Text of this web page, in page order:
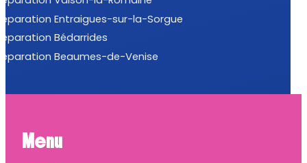
Entraigues-sur-la-Sorgue
Bédarrides
Beaumes-de-Venise
Menu